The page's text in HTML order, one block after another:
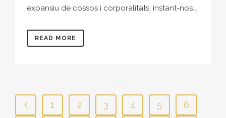
expansiu de cossos i corporalitats, instant-nos...
READ MORE
1 2 3 4 5
6